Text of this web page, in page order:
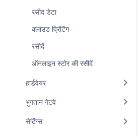
रसीद डेटा
क्लाउड प्रिंटिंग
रसीदें
ऑनलाइन स्टोर की रसीदें
हार्डवेयर
भुगतान गेटवे
सेटिंग्स